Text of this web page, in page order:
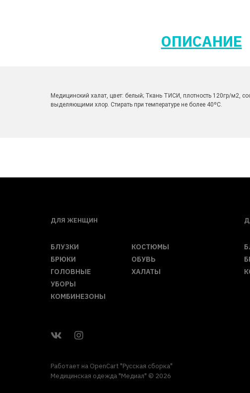
ОПИСАНИЕ
Медицинский халат, цвет: белый; Ткань ТИСИ, плотность 120гр/м2,
выделяющими хлор. Стирать при температуре не более 40ºС.
ДЛЯ ЖЕНЩИН
БЛУЗКИ
БРЮКИ
ГОЛОВНЫЕ
УБОРЫ
КОМБИНЕЗОНЫ
КОСТЮМЫ
ОБУВЬ
ХАЛАТЫ
Работает на OpenCart "Русская сборка"
Медицинская одежда "Медиал" © 2026